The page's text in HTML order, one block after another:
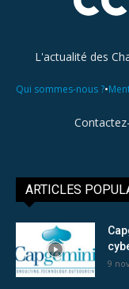
L'actualité des
Qui sommes-nous ?•
ARTICLES
9